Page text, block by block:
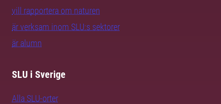
vill rapportera om naturen
är verksam inom SLU:s sektorer
är alumn
SLU i Sverige
Alla SLU-orter